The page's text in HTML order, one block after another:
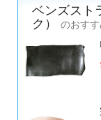
ベンズスト
ク）
のおす